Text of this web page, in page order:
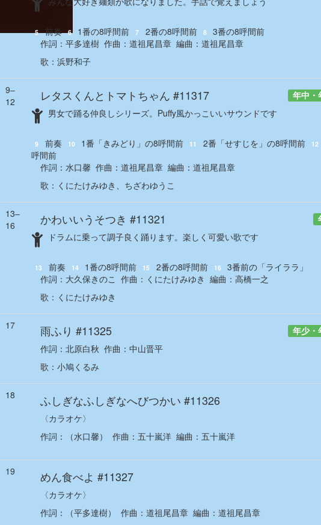
5 前奏 6 1番の8呼間前 7 2番の8呼間前 8
3番の8呼間前
作詞： 平多達樹 作曲： 道祖尾昌章 編曲： 道祖尾昌章
歌 ： 浜野和子
9‒
12
年中・
レタスくんとトマトちゃん #11317
男女で踊る仲良しシリーズ。Puffy風かっこいいサウンドです
9 前奏 10 1番「きみどり」の8呼間前 11 2番「せすじを」の8呼間前 12
呼間前
作詞： 水口馨 作曲： 道祖尾昌章 編曲： 道祖尾昌章
歌 ： くにたけみゆき、ちざわゆうこ
13‒
16
かわいいうそつき #11321
ドラムに乗って調子良く踊ります。楽しく可愛い歌です
13 前奏 14 1番の8呼間前 15 2番の8呼間前 16
3番前の「ライララ」
作詞： 大久保きのこ 作曲： くにたけみゆき 編曲： 高橋一之
歌 ： くにたけみゆき
17 年少・
雨ふり #11325
作詞： 北原白秋 作曲： 中山晋平
歌 ： 小鳩くるみ
18 ふしぎなふしぎなへびつかい #11326
〈カラオケ〉
作詞：
（水口馨） 作曲： 五十嵐洋 編曲： 五十嵐洋
19 めん食べよ #11327
〈カラオケ〉
作詞：
（平多達樹） 作曲： 道祖尾昌章 編曲： 道祖尾昌章